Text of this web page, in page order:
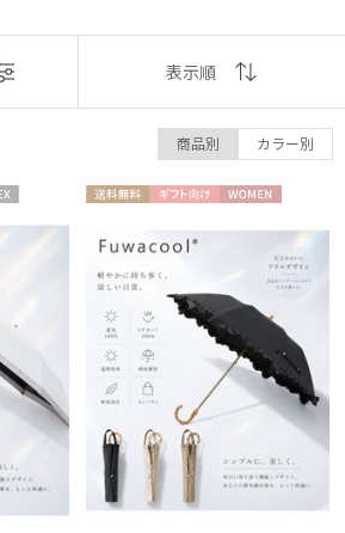
表示順
商品別 カラー別
料
向け